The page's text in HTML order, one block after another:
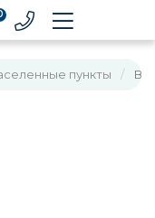
пункты